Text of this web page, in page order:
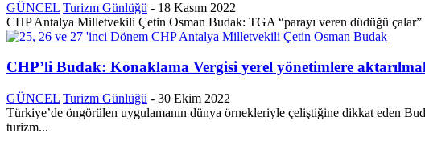
GÜNCEL Turizm Günlüğü - 18 Kasım 2022
CHP Antalya Milletvekili Çetin Osman Budak: TGA “parayı veren
CHP’li Budak: Konaklama Vergisi yerel yönetimlere
GÜNCEL Turizm Günlüğü - 30 Ekim 2022
Türkiye’de öngörülen uygulamanın dünya örnekleriyle çeliştiğine dikkat eden
turizm...